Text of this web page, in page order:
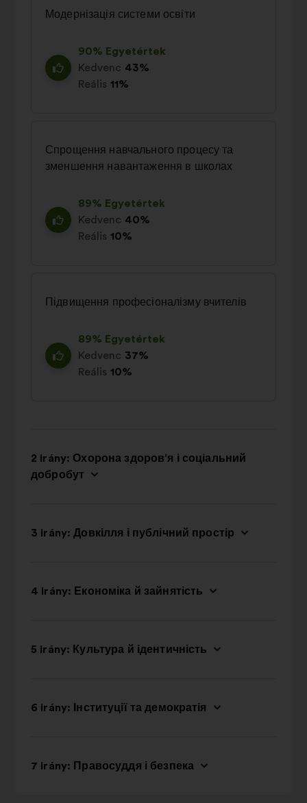
Модернізація системи освіти
90% Egyetértek
Kedvenc 43%
Reális 11%
Спрощення навчального процесу та
зменшення навантаження в школах
89% Egyetértek
Kedvenc 40%
Reális 10%
Підвищення професіоналізму вчителів
89% Egyetértek
Kedvenc 37%
Reális 10%
2 irány: Охорона здоров’я і соціальний
добробут
3 irány: Довкілля і публічний простір
4 irány: Економіка й зайнятість
5 irány: Культура й ідентичність
6 irány: Інституції та демократія
7 irány: Правосуддя і безпека